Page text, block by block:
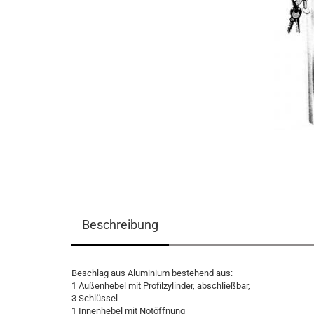
Beschreibung
Beschlag aus Aluminium bestehend aus:
1 Außenhebel mit Profilzylinder, abschließbar,
3 Schlüssel
1 Innenhebel mit Notöffnung